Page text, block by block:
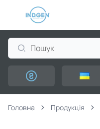
Головна Продукція